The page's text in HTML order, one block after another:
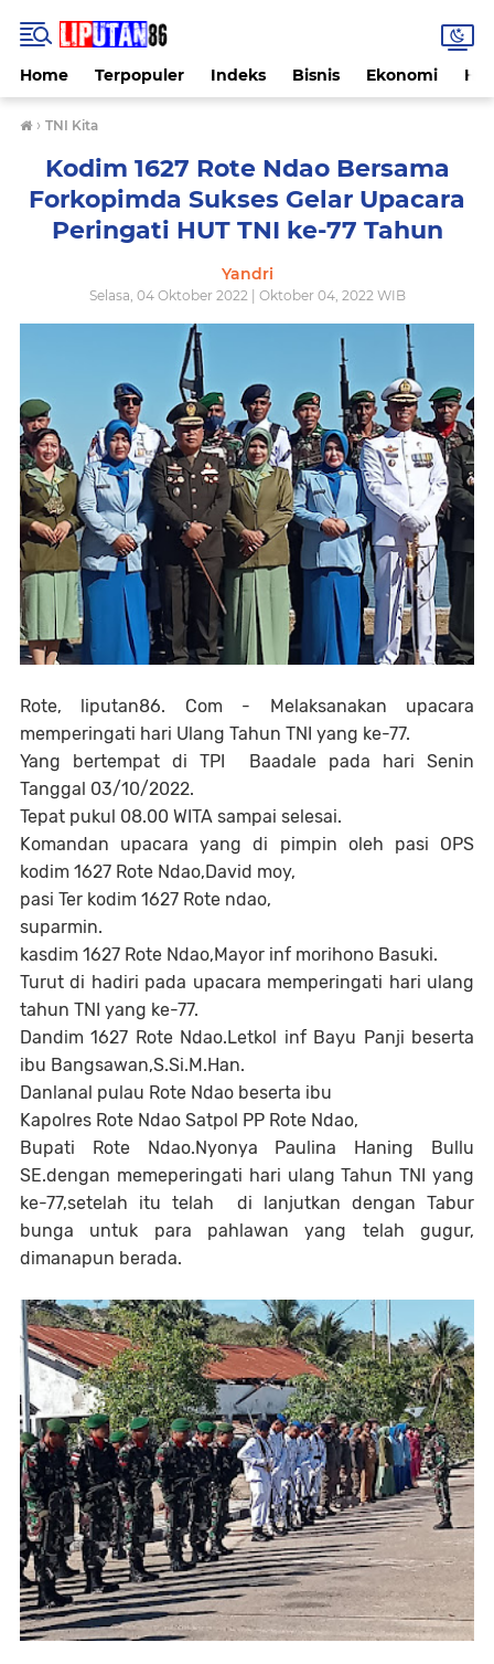
Home Terpopuler Indeks Bisnis Ekonomi
› TNI Kita
Kodim 1627 Rote Ndao Bersama
Forkopimda Sukses Gelar Upacara
Peringati HUT TNI ke-77 Tahun
Yandri
Selasa, 04 Oktober 2022 | Oktober 04, 2022 WIB
Rote, liputan86. Com - Melaksanakan upacara
memperingati hari Ulang Tahun TNI yang ke-77.
Yang bertempat di TPI Baadale pada hari Senin
Tanggal 03/10/2022.
Tepat pukul 08.00 WITA sampai selesai.
Komandan upacara yang di pimpin oleh pasi OPS
kodim 1627 Rote Ndao,David moy,
pasi Ter kodim 1627 Rote ndao,
suparmin.
kasdim 1627 Rote Ndao,Mayor inf morihono Basuki.
Turut di hadiri pada upacara memperingati hari ulang
tahun TNI yang ke-77.
Dandim 1627 Rote Ndao.Letkol inf Bayu Panji beserta
ibu Bangsawan,S.Si.M.Han.
Danlanal pulau Rote Ndao beserta ibu
Kapolres Rote Ndao Satpol PP Rote Ndao,
Bupati Rote Ndao.Nyonya Paulina Haning Bullu
SE.dengan memeperingati hari ulang Tahun TNI yang
ke-77,setelah itu telah di lanjutkan dengan Tabur
bunga untuk para pahlawan yang telah gugur,
dimanapun berada.